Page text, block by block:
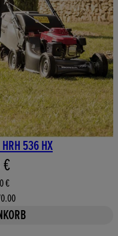
536 HX
Preis: 2269,00 €.
€
€